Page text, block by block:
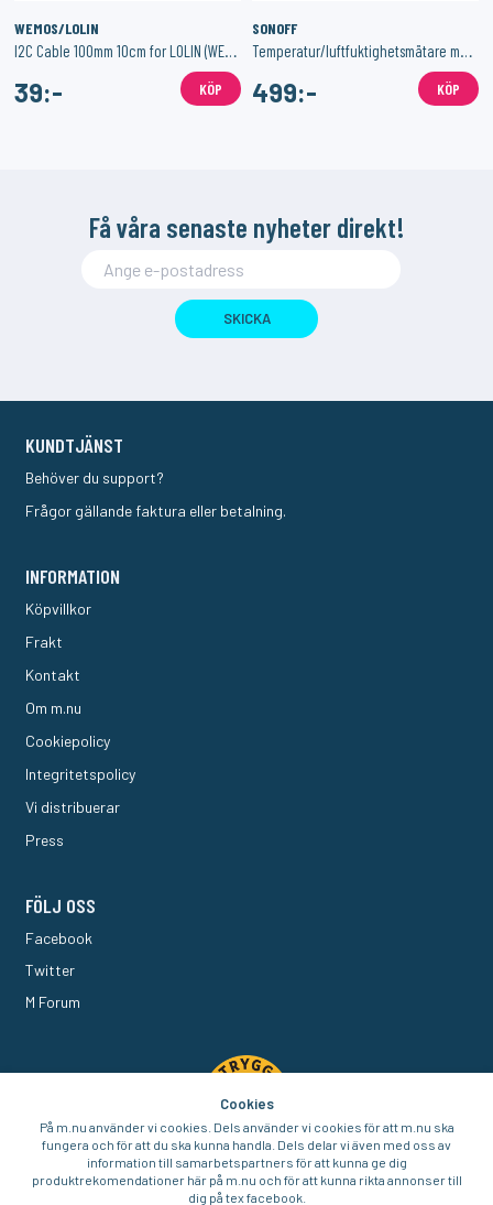
WEMOS/LOLIN
I2C Cable 100mm 10cm for LOLIN (WEMOS) SH1.0 4P double head cable
39:- KÖP
SONOFF
Temperatur/luftfuktighetsmätare med Zigbee 3-Pack
499:- KÖP
Få våra senaste nyheter direkt!
SKICKA
KUNDTJÄNST
Behöver du support?
Frågor gällande faktura eller betalning.
INFORMATION
Köpvillkor
Frakt
Kontakt
Om m.nu
Cookiepolicy
Integritetspolicy
Vi distribuerar
Press
FÖLJ OSS
Facebook
Twitter
M Forum
Cookies
På m.nu använder vi cookies. Dels använder vi cookies för att m.nu ska
fungera och för att du ska kunna handla. Dels delar vi även med oss av
information till samarbetspartners för att kunna ge dig
produktrekomendationer här på m.nu och för att kunna rikta annonser till
dig på tex facebook.